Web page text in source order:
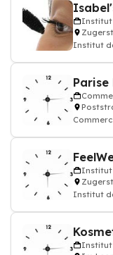
Institut
Institut
Parise
Institut
Institut
Institut